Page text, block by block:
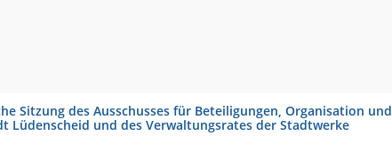
Sitzung des Ausschusses für Beteiligungen, Organisation und
Lüdenscheid und des Verwaltungsrates der Stadtwerke